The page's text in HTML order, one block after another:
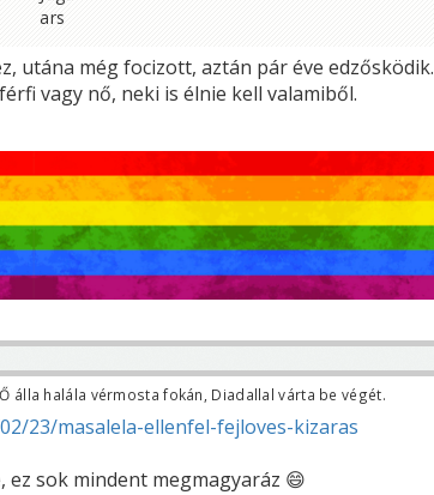
utána még focizott, aztán pár éve edzősködik.
vagy nő, neki is élnie kell valamiből.
álla halála vérmosta fokán, Diadallal várta be végét.
23/masalela-ellenfel-fejloves-kizaras
ez sok mindent megmagyaráz 😄